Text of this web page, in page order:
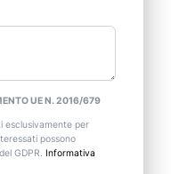
UE N. 2016/679
esclusivamente per
possono
GDPR. Informativa